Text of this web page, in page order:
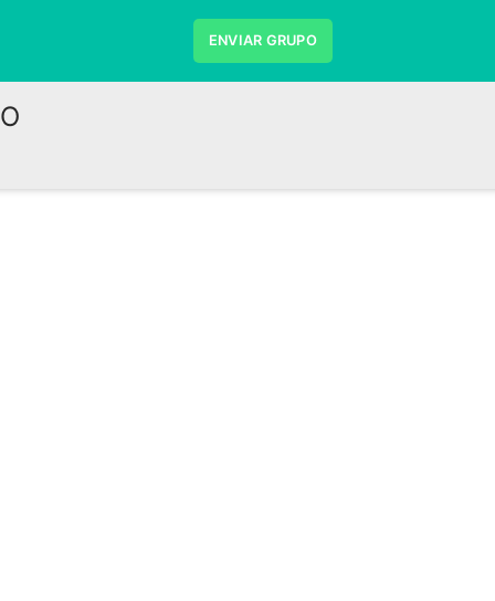
ENVIAR GRUPO